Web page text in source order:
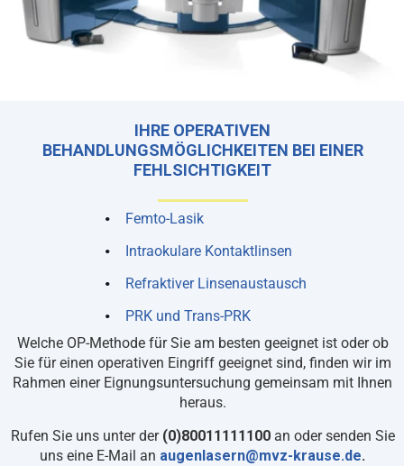
IHRE OPERATIVEN
BEHANDLUNGSMÖGLICHKEITEN BEI EINER
FEHLSICHTIGKEIT
Femto-Lasik
Intraokulare Kontaktlinsen
Refraktiver Linsenaustausch
PRK und Trans-PRK
Welche OP-Methode für Sie am besten geeignet ist oder ob
Sie für einen operativen Eingriff geeignet sind, finden wir im
Rahmen einer Eignungsuntersuchung gemeinsam mit Ihnen
heraus.
Rufen Sie uns unter der (0)80011111100an oder senden Sie
uns eine E-Mail an augenlasern@mvz-krause.de.